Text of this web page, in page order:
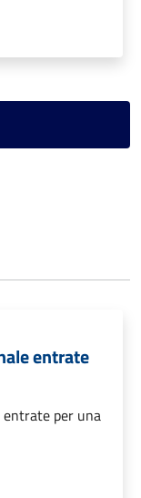
entrate
per una